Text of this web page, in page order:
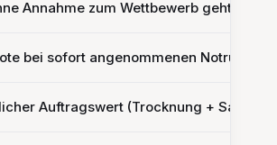
Annahme zum Wettbewerb geht
bei sofort angenommenen Notrufen
Auftragswert (Trocknung +